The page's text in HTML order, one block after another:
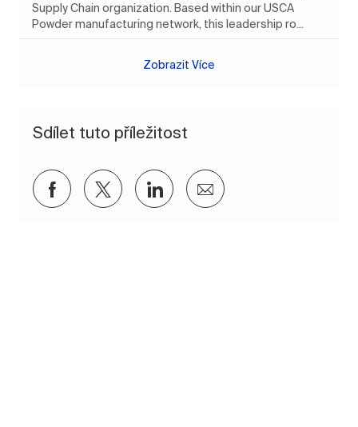
Supply Chain organization. Based within our USCA
Powder manufacturing network, this leadership ro...
Zobrazit Více
Sdílet tuto příležitost
Sdílet přes Facebook
Sdílet přes twitter
Sdílet přes LinkedIn
Sdílet e-mailem